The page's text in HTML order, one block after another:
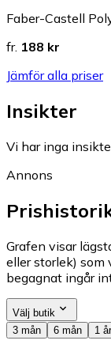
Faber-Castell
fr. 188 kr
Jämför alla priser
Insikter
Vi har inga
Annons
Grafen visar
eller storlek) som
begagnat ingår
Välj butik
3 mån
6 mån 1 år